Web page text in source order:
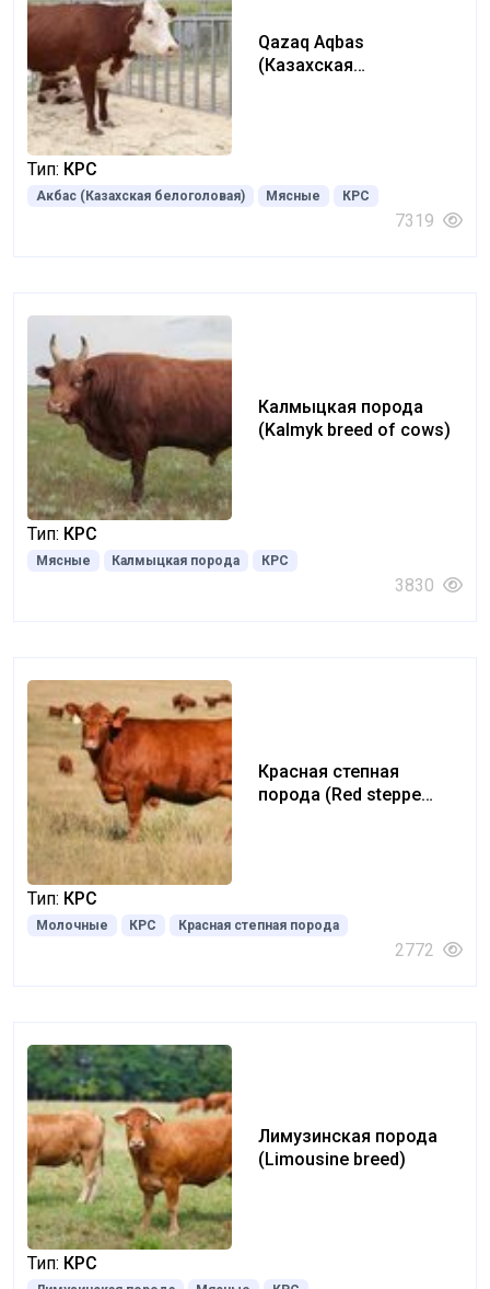
Qazaq Aqbas
(Казахская
Тип: КРС
Акбас (Казахская белоголовая) Мясные КРС
7319
Калмыцкая порода
(Kalmyk breed of cows)
Тип: КРС
Мясные Калмыцкая порода КРС
3830
Красная степная
порода (Red steppe
Тип: КРС
Молочные КРС Красная степная порода
2772
Лимузинская порода
(Limousine breed)
Тип: КРС